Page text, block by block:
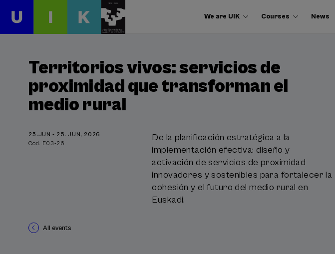
We are UIK Courses News
Territorios vivos: servicios de
proximidad que transforman el
medio rural
25.JUN - 25. JUN, 2026
Cod. E03-26
De la planificación estratégica a la
implementación efectiva: diseño y
activación de servicios de proximidad
innovadores y sostenibles para fortalecer la
cohesión y el futuro del medio rural en
Euskadi.
All events